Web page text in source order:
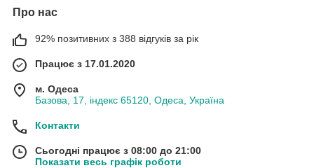
Про нас
92% позитивних з 388 відгуків за рік
Працює з 17.01.2020
м. Одеса
Базова, 17, індекс 65120, Одеса, Україна
Контакти
Сьогодні працює з 08:00 до 21:00
Показати весь графік роботи